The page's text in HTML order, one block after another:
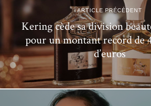
ARTICLE PRÉCÉDENT
Kering cède sa division
pour un montant record de
d’euros